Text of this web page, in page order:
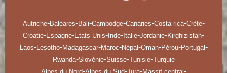
Autriche-Baléares-Bali-Cambodge-Canaries-Costa rica-Crète-
Croatie-Espagne-Etats-Unis-Inde-Italie-Jordanie-Kirghizistan-
Laos-Lesotho-Madagascar-Maroc-Népal-Oman-Pérou-Portugal-
Rwanda-Slovénie-Suisse-Tunisie-Turquie